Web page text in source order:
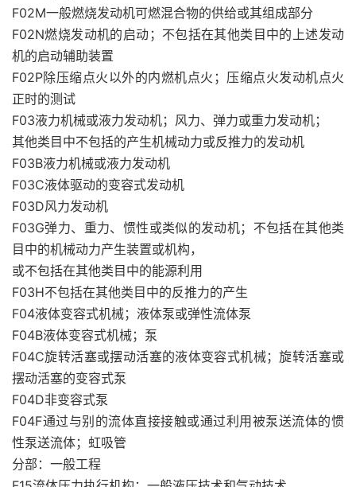
F02M一般燃烧发动机可燃混合物的供给或其组成部分
F02N燃烧发动机的启动；不包括在其他类目中的上述发动
机的启动辅助装置
F02P除压缩点火以外的内燃机点火；压缩点火发动机点火
正时的测试
F03液力机械或液力发动机；风力、弹力或重力发动机；
其他类目中不包括的产生机械动力或反推力的发动机
F03B液力机械或液力发动机
F03C液体驱动的变容式发动机
F03D风力发动机
F03G弹力、重力、惯性或类似的发动机；不包括在其他类
目中的机械动力产生装置或机构，
或不包括在其他类目中的能源利用
F03H不包括在其他类目中的反推力的产生
F04液体变容式机械；液体泵或弹性流体泵
F04B液体变容式机械；泵
F04C旋转活塞或摆动活塞的液体变容式机械；旋转活塞或
摆动活塞的变容式泵
F04D非变容式泵
F04F通过与别的流体直接接触或通过利用被泵送流体的惯
性泵送流体；虹吸管
分部：一般工程